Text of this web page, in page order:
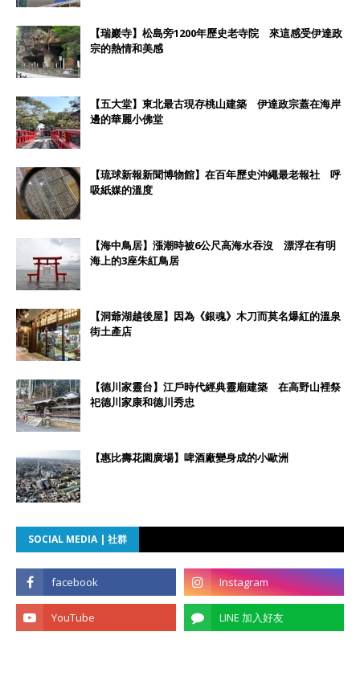
【瑞巖寺】松島旁1200年歷史老寺院 來這感受伊達政
宗的熱情和美感
【五大堂】東北最古現存桃山建築 伊達政宗蓋在海岸
邊的華麗小佛堂
【琉球新報新聞博物館】在百年歷史沖繩最老報社 呼
吸紙媒的溫度
【海中鳥居】漲潮時被6公尺高海水吞沒 漂浮在有明
海上的3座朱紅鳥居
【洞爺湖越後屋】因為《銀魂》木刀而莫名爆紅的溫泉
街土產店
【德川家靈台】江戶時代經典靈廟建築 在高野山裡祭
祀德川家康和德川秀忠
【惠比壽花園廣場】啤酒廠變身成的小歐洲
SOCIAL MEDIA | 社群